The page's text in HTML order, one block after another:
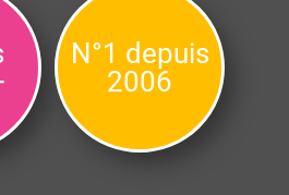
N°1 depuis
2006